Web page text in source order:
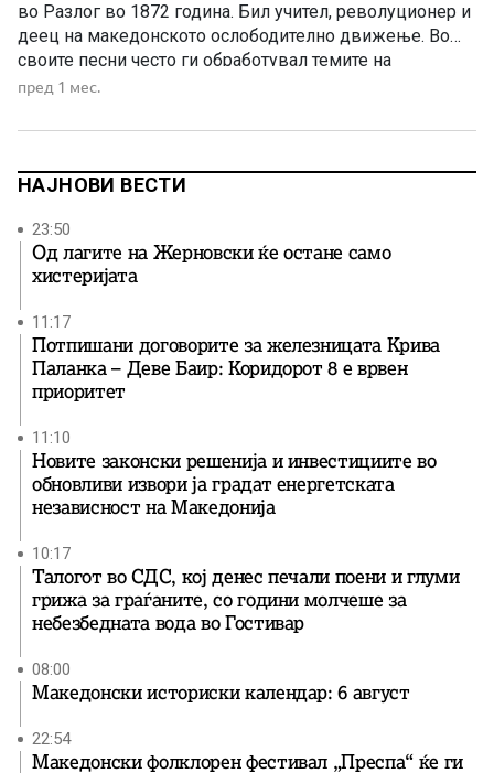
во Разлог во 1872 година. Бил учител, револуционер и
деец на македонското ослободително движење. Во
своите песни често ги обработувал темите на
слободата, националното будење и страдањата на
претставува значаен дел од македонската
пред 1 мес.
НАЈНОВИ ВЕСТИ
23:50
Од лагите на Жерновски ќе остане само
хистеријата
11:17
Потпишани договорите за железницата Крива
Паланка – Деве Баир: Коридорот 8 е врвен
приоритет
11:10
Новите законски решенија и инвестициите во
обновливи извори ја градат енергетската
независност на Македонија
10:17
Талогот во СДС, кој денес печали поени и глуми
грижа за граѓаните, со години молчеше за
небезбедната вода во Гостивар
08:00
Македонски историски календар: 6 август
22:54
Македонски фолклорен фестивал „Преспа“ ќе ги